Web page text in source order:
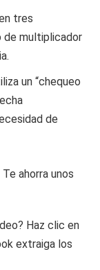
tres
de multiplicador
un “chequeo
de
ahorra unos
Haz clic en
extraiga los